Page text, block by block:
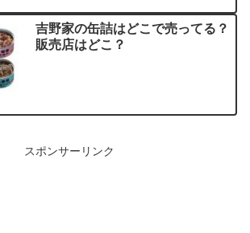
吉野家の缶詰はどこで売ってる？
販売店はどこ？
スポンサーリンク